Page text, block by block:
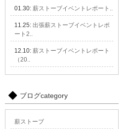
01.30: 薪ストーブイベントレポート..
11.25: 出張薪ストーブイベントレポ
ート2..
12.10: 薪ストーブイベントレポート
（20..
ブログcategory
薪ストーブ